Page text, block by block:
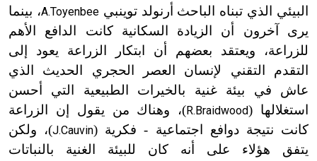
البيئي الذي تبناه الباحث أرنولد توينبيA.Toyenbee، بينما
يرى آخرون أن الزيادة السكانية كانت الدافع الأهم
للزراعة، ويعتقد بعضهم أن ابتكار الزراعة يعود إلى
التقدم التقني لإنسان العصر الحجري الحديث الذي
عاش في بيئة غنية بالخيرات الطبيعية التي أحسن
استغلالها (R.Braidwood)، وهناك من يقول إن الزراعة
كانت نتيجة دوافع اجتماعية -فكرية (J.Cauvin)، ولكن
يتفق هؤلاء على أنه كان للبيئة الغنية بالنباتات